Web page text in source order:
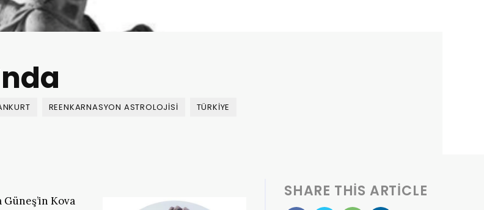
REENKARNASYON ASTROLOJISI TÜRKIYE
Kova
SHARE THIS ARTICLE